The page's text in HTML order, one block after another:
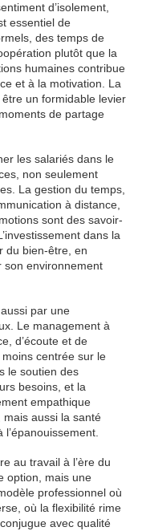
d’isolement,
essentiel de
des temps de
plutôt que la
humaines contribue
et à la motivation. La
un formidable levier
de partage
les salariés dans le
non seulement
La gestion du temps,
à distance,
sont des savoir-
dans la
du bien-être, en
son environnement
par une
Le management à
d’écoute et de
moins centrée sur le
le soutien des
besoins, et la
empathique
aussi la santé
au travail à l’ère du
option, mais une
professionnel où
où la flexibilité rime
avec qualité